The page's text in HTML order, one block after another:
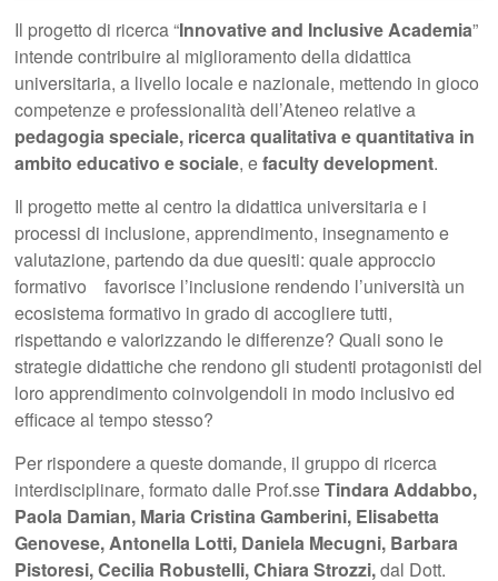
Il progetto di ricerca “Innovative and Inclusive Academia”
intende contribuire al miglioramento della didattica
universitaria, a livello locale e nazionale, mettendo in gioco
competenze e professionalità dell’Ateneo relative a
pedagogia speciale, ricerca qualitativa e quantitativa in
ambito educativo e sociale, efaculty development.
Il progetto mette al centro la didattica universitaria e i
processi di inclusione, apprendimento, insegnamento e
valutazione, partendo da due quesiti: quale approccio
formativo favorisce l’inclusione rendendo l’università un
ecosistema formativo in grado di accogliere tutti,
rispettando e valorizzando le differenze? Quali sono le
strategie didattiche che rendono gli studenti protagonisti del
loro apprendimento coinvolgendoli in modo inclusivo ed
efficace al tempo stesso?
Per rispondere a queste domande, il gruppo di ricerca
interdisciplinare, formato dalle Prof.sseTindara Addabbo,
Paola Damian, Maria Cristina Gamberini, Elisabetta
Genovese, Antonella Lotti, Daniela Mecugni, Barbara
Pistoresi, Cecilia Robustelli, Chiara Strozzi,dal Dott.